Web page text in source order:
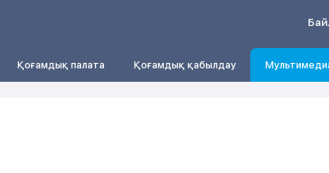
Қоғамдық палата Қоғамдық қабылдау